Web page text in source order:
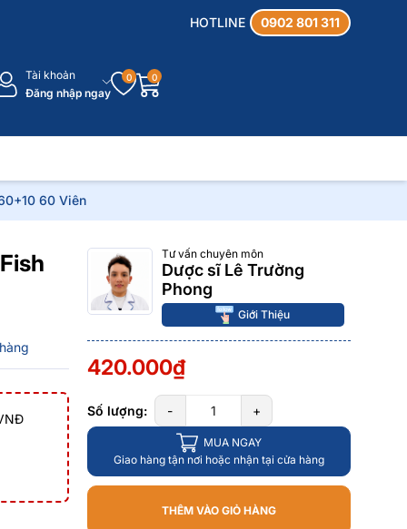
HOTLINE 0902 801 311
Tài khoản
Đăng nhập ngay
0 0
60 Viên
Tư vấn chuyên môn
Dược sĩ Lê Trường
Phong
Giới Thiệu
420.000₫
Số lượng: - +
MUA NGAY
Giao hàng tận nơi hoặc nhận tại cửa hàng
THÊM VÀO GIỎ HÀNG